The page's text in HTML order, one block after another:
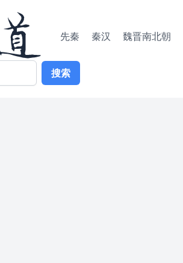
先秦 秦汉 魏晋南北朝
搜索